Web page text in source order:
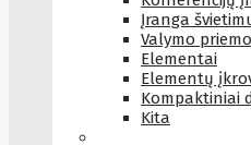
Įranga
Valymo
Elementai
Elementų
Kompaktiniai
Kita